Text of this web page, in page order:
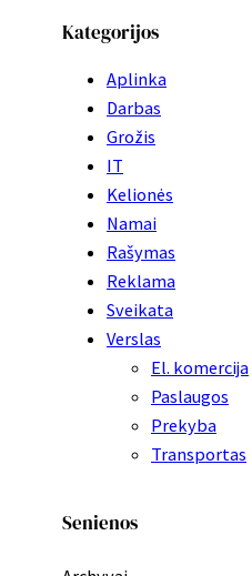
Kategorijos
Aplinka
Darbas
Grožis
IT
Kelionės
Namai
Rašymas
Reklama
Sveikata
Verslas
El. komercija
Paslaugos
Prekyba
Transportas
Senienos